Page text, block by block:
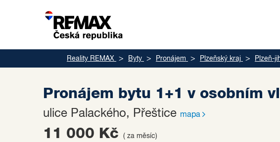
Reality REMAX Byty Pronájem Plzeňský kraj Plzeň-
Pronájem bytu 1+1 v osobním
ulice Palackého, Přeštice mapa
11 000 Kč ( za měsíc)